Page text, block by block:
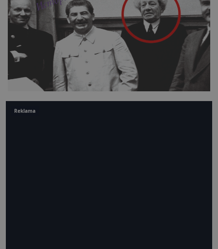
Reklama